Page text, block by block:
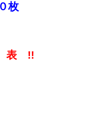
枚
表 !!